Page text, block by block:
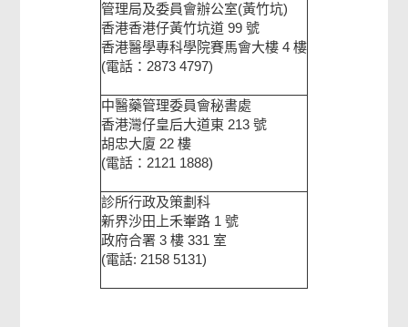
管理局及委員會辦公室(黃竹坑)
香港香港仔黃竹坑道 99 號
香港醫學專科學院賽馬會大樓 4 樓
(電話：2873 4797)
中醫藥管理委員會秘書處
香港灣仔皇后大道東 213 號
胡忠大廈 22 樓
(電話：2121 1888)
診所行政及策劃科
新界沙田上禾輋路 1 號
政府合署 3 樓 331 室
(電話: 2158 5131)